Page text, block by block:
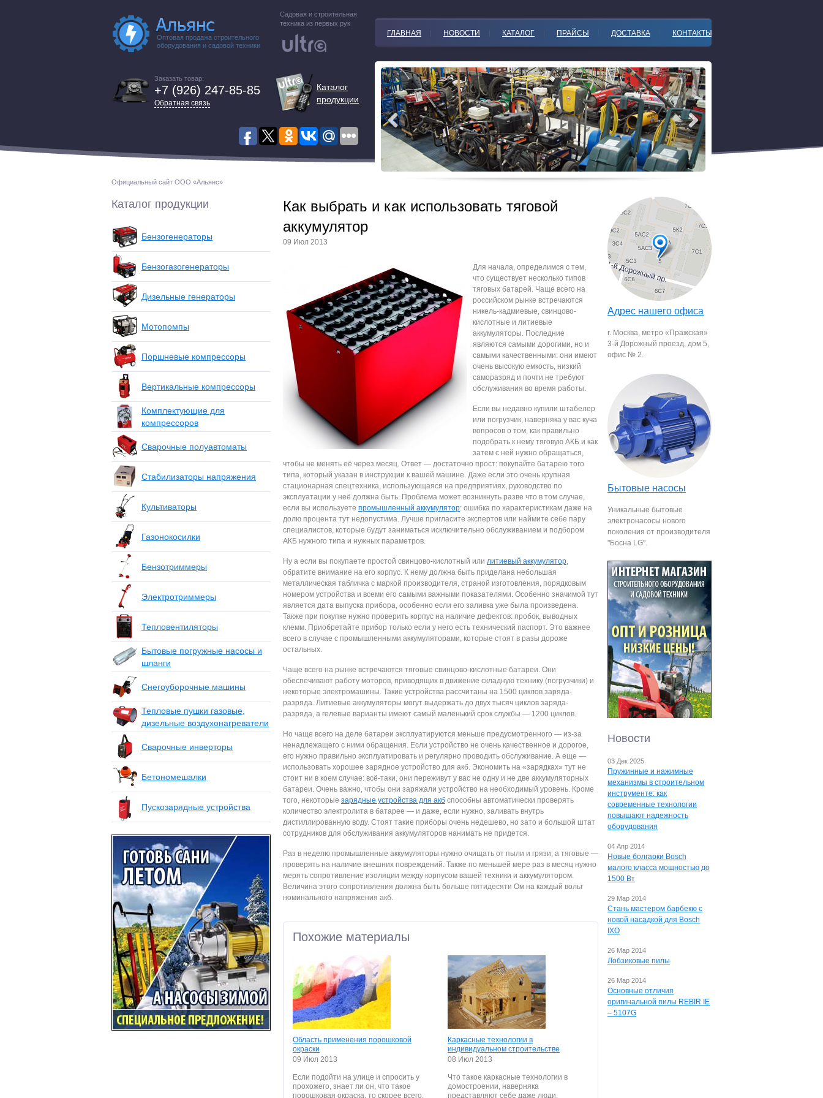
Оптовая продажа строительного
оборудования и садовой техники
Садовая и строительная
техника из первых рук
Заказать товар:
+7 (926) 247-85-85
Обратная связь
Каталог
продукции
Официальный сайт ООО «Альянс»
ГЛАВНАЯ НОВОСТИ КАТАЛОГ ПРАЙСЫ ДОСТАВКА КОНТАКТЫ
Каталог продукции
Бензогенераторы
Бензогазогенераторы
Дизельные генераторы
Мотопомпы
Поршневые компрессоры
Вертикальные компрессоры
Комплектующие для
компрессоров
Сварочные полуавтоматы
Стабилизаторы напряжения
Культиваторы
Газонокосилки
Бензотриммеры
Электротриммеры
Тепловентиляторы
Бытовые погружные насосы и
шланги
Снегоуборочные машины
Тепловые пушки газовые,
дизельные воздухонагреватели
Сварочные инверторы
Бетономешалки
Пускозарядные устройства
Как выбрать и как использовать тяговой
аккумулятор
09 Июл 2013
Для начала, определимся с тем,
что существует несколько типов
тяговых батарей. Чаще всего на
российском рынке встречаются
никель-кадмиевые, свинцово-
кислотные и литиевые
аккумуляторы. Последние
являются самыми дорогими, но и
самыми качественными: они имеют
очень высокую емкость, низкий
саморазряд и почти не требуют
обслуживания во время работы.
Если вы недавно купили штабелер
или погрузчик, наверняка у вас куча
вопросов о том, как правильно
подобрать к нему тяговую АКБ и как
затем с ней нужно обращаться,
чтобы не менять её через месяц. Ответ — достаточно прост: покупайте батарею того
типа, который указан в инструкции к вашей машине. Даже если это очень крупная
стационарная спецтехника, использующаяся на предприятиях, руководство по
эксплуатации у неё должна быть. Проблема может возникнуть разве что в том случае,
если вы используете промышленный аккумулятор: ошибка по характеристикам даже на
долю процента тут недопустима. Лучше пригласите экспертов или наймите себе пару
специалистов, которые будут заниматься исключительно обслуживанием и подбором
АКБ нужного типа и нужных параметров.
Ну а если вы покупаете простой свинцово-кислотный или литиевый аккумулятор,
обратите внимание на его корпус. К нему должна быть приделана небольшая
металлическая табличка с маркой производителя, страной изготовления, порядковым
номером устройства и всеми его самыми важными показателями. Особенно значимой тут
является дата выпуска прибора, особенно если его заливка уже была произведена.
Также при покупке нужно проверить корпус на наличие дефектов: пробок, выводных
клемм. Приобретайте прибор только если у него есть технический паспорт. Это важнее
всего в случае с промышленными аккумуляторами, которые стоят в разы дороже
остальных.
Чаще всего на рынке встречаются тяговые свинцово-кислотные батареи. Они
обеспечивают работу моторов, приводящих в движение складную технику (погрузчики) и
некоторые электромашины. Такие устройства рассчитаны на 1500 циклов заряда-
разряда. Литиевые аккумуляторы могут выдержать до двух тысяч циклов заряда-
разряда, а гелевые варианты имеют самый маленький срок службы — 1200 циклов.
Но чаще всего на деле батареи эксплуатируются меньше предусмотренного — из-за
ненадлежащего с ними обращения. Если устройство не очень качественное и дорогое,
его нужно правильно эксплуатировать и регулярно проводить обслуживание. А еще —
использовать хорошее зарядное устройство для акб. Экономить на «зарядках» тут не
стоит ни в коем случае: всё-таки, они переживут у вас не одну и не две аккумуляторных
батареи. Очень важно, чтобы они заряжали устройство на необходимый уровень. Кроме
того, некоторые зарядные устройства для акб способны автоматически проверять
количество электролита в батарее — и даже, если нужно, заливать внутрь
дистиллированную воду. Стоят такие приборы очень недешево, но зато и большой штат
сотрудников для обслуживания аккумуляторов нанимать не придется.
Раз в неделю промышленные аккумуляторы нужно очищать от пыли и грязи, а тяговые —
проверять на наличие внешних повреждений. Также по меньшей мере раз в месяц нужно
мерять сопротивление изоляции между корпусом вашей техники и аккумулятором.
Величина этого сопротивления должна быть больше пятидесяти Ом на каждый вольт
номинального напряжения акб.
Похожие материалы
Область применения порошковой
окраски
09 Июл 2013
Если подойти на улице и спросить у
прохожего, знает ли он, что такое
порошковая окраска, то скорее всего,
Каркасные технологии в
индивидуальном строительстве
08 Июл 2013
Что такое каркасные технологии в
домостроении, наверняка
представляют себе даже люди,
Адрес нашего офиса
г. Москва, метро «Пражская»
3-й Дорожный проезд, дом 5,
офис № 2.
Бытовые насосы
Уникальные бытовые
электронасосы нового
поколения от производителя
"Босна LG".
Новости
03 Дек 2025
Пружинные и нажимные
механизмы в строительном
инструменте: как
современные технологии
повышают надежность
оборудования
04 Апр 2014
Новые болгарки Bosch
малого класса мощностью до
1500 Вт
29 Мар 2014
Стань мастером барбекю с
новой насадкой для Bosch
IXO
26 Мар 2014
Лобзиковые пилы
26 Мар 2014
Основные отличия
оригинальной пилы REBIR IE
– 5107G